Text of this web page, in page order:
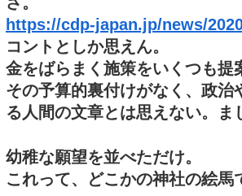
https://cdp-japan.jp/news/
コントとしか思えん。
金をばらまく施策をいくつも提
その予算的裏付けがなく、政治
る人間の文章とは思えない。ま
幼稚な願望を並べただけ。
これって、どこかの神社の絵馬